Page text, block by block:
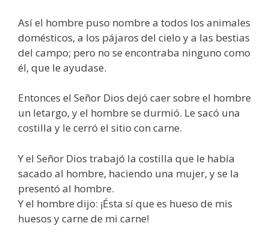
Así el hombre puso nombre a todos los animales
domésticos, a los pájaros del cielo y a las bestias
del campo; pero no se encontraba ninguno como
él, que le ayudase.
Entonces el Señor Dios dejó caer sobre el hombre
un letargo, y el hombre se durmió. Le sacó una
costilla y le cerró el sitio con carne.
Y el Señor Dios trabajó la costilla que le había
sacado al hombre, haciendo una mujer, y se la
presentó al hombre.
Y el hombre dijo: ¡Ésta sí que es hueso de mis
huesos y carne de mi carne!